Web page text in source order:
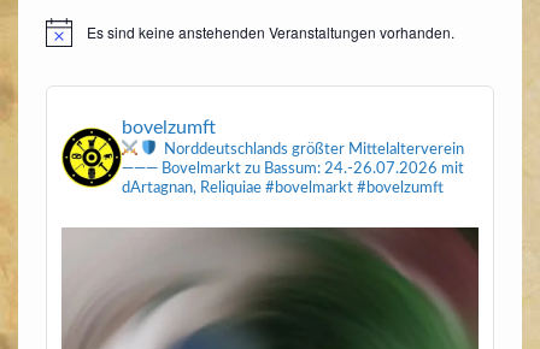
HinweisEs sind keine anstehenden Veranstaltungen vorhanden.
bovelzumft
Norddeutschlands größter Mittelalterverein
——— Bovelmarkt zu Bassum: 24.-26.07.2026 mit
dArtagnan, Reliquiae#bovelmarkt #bovelzumft